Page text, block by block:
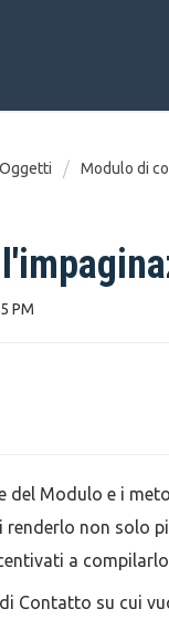
Modulo di
PM
del Modulo e i
non solo
a
Contatto su cui